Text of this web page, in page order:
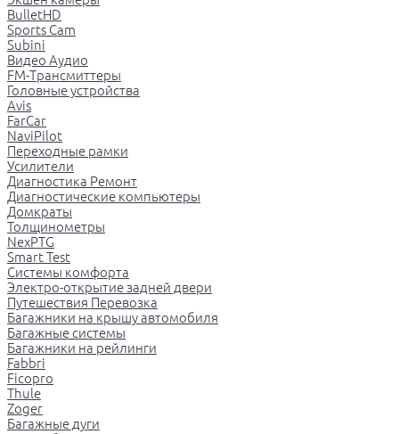
BulletHD
Sports Cam
Subini
Видео Аудио
FM-Трансмиттеры
Головные устройства
Avis
FarCar
NaviPilot
Переходные рамки
Усилители
Диагностика Ремонт
Диагностические компьютеры
Домкраты
Толщинометры
NexPTG
Smart Test
Системы комфорта
Электро-открытие задней двери
Путешествия Перевозка
Багажники на крышу автомобиля
Багажные системы
Багажники на рейлинги
Fabbri
Ficopro
Thule
Zoger
Багажные дуги